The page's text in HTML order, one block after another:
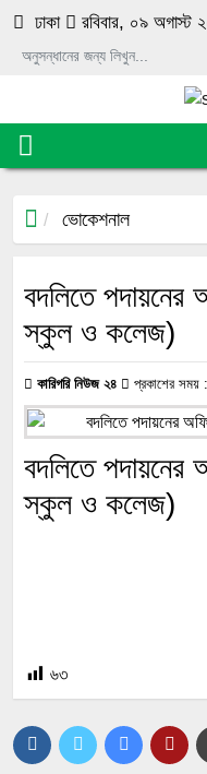
ঢাকা রবিবার, ০৯
ভোকেশনাল
বদলিতে
স্কুল ও কলেজ)
কারিগরি নিউজ ২৪ প্রকাশের
বদলিতে
স্কুল ও কলেজ)
৬৩